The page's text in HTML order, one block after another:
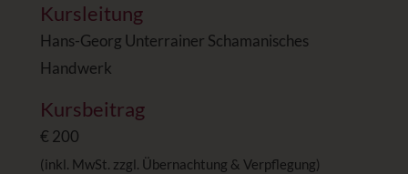
Kursleitung
Hans-Georg Unterrainer Schamanisches
Handwerk
Kursbeitrag
€ 200
(inkl. MwSt. zzgl. Übernachtung & Verpflegung)